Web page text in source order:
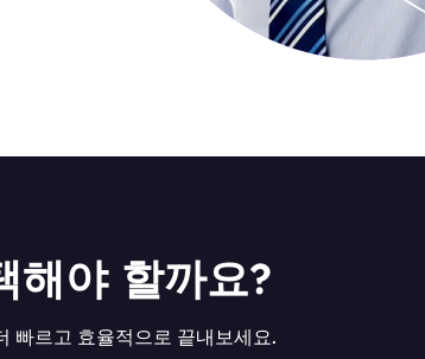
야 할까요?
빠르고 효율적으로 끝내보세요.